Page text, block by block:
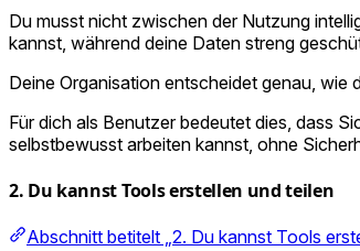
Du musst nicht zwischen der Nutzung
kannst, während deine Daten streng
Deine Organisation entscheidet genau,
Für dich als Benutzer bedeutet dies, dass
selbstbewusst arbeiten kannst, ohne
2. Du kannst Tools erstellen und teilen
Abschnitt betitelt „2. Du kannst Tools